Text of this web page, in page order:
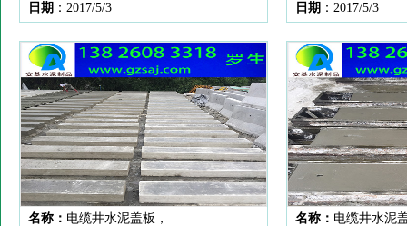
日期 ：2017/5/3
日期 ：2017/5/3
名称： 电缆井水泥盖板，
名称： 电缆井水泥